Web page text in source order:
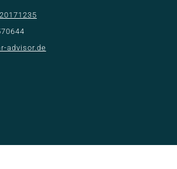
advisor.de